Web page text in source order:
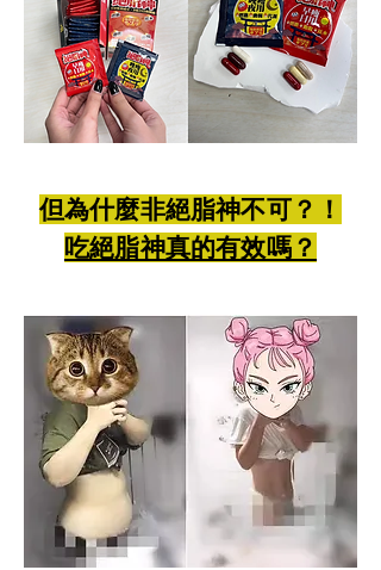
但為什麼非絕脂神不可？！
吃絕脂神真的有效嗎？